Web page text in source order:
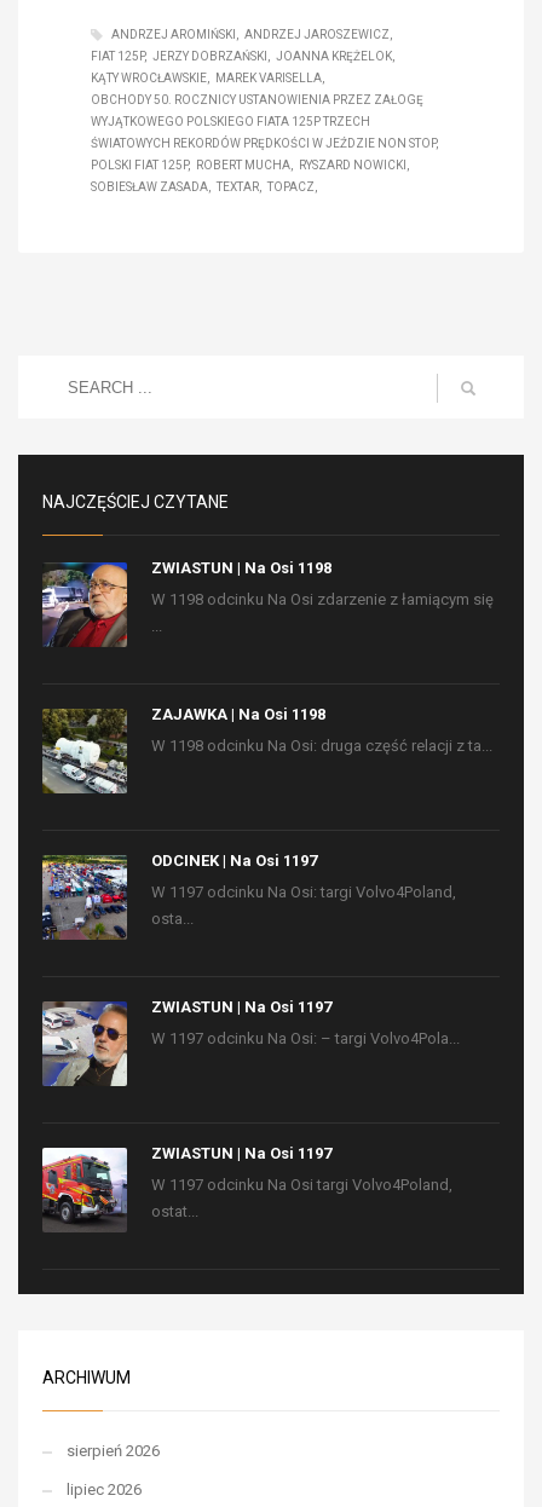
ANDRZEJ AROMIŃSKI
ANDRZEJ JAROSZEWICZ
FIAT 125P
JERZY DOBRZAŃSKI
JOANNA KRĘŻELOK
KĄTY WROCŁAWSKIE
MAREK VARISELLA
OBCHODY 50. ROCZNICY USTANOWIENIA PRZEZ ZAŁOGĘ
WYJĄTKOWEGO POLSKIEGO FIATA 125P TRZECH
ŚWIATOWYCH REKORDÓW PRĘDKOŚCI W JEŹDZIE NON STOP
POLSKI FIAT 125P
ROBERT MUCHA
RYSZARD NOWICKI
SOBIESŁAW ZASADA
TEXTAR TOPACZ
NAJCZĘŚCIEJ CZYTANE
ZWIASTUN | Na Osi 1198
W 1198 odcinku Na Osi zdarzenie z łamiącym się
...
ZAJAWKA | Na Osi 1198
W 1198 odcinku Na Osi: druga część relacji z ta...
ODCINEK | Na Osi 1197
W 1197 odcinku Na Osi: targi Volvo4Poland,
osta...
ZWIASTUN | Na Osi 1197
W 1197 odcinku Na Osi: – targi Volvo4Pola...
ZWIASTUN | Na Osi 1197
W 1197 odcinku Na Osi targi Volvo4Poland,
ostat...
ARCHIWUM
sierpień 2026
lipiec 2026